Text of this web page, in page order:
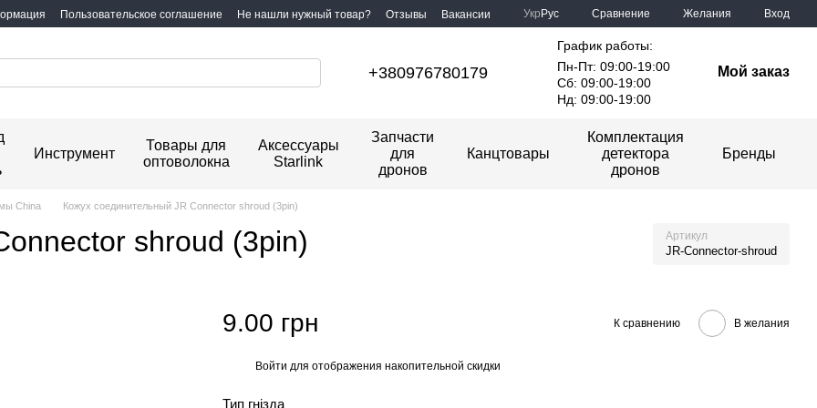
Пользовательское соглашение Не нашли нужный товар? Отзывы Вакансии Укр Рус Сравнение Желания Вход
+380976780179
График работы:
Пн-Пт: 09:00-19:00
Сб: 09:00-19:00
Нд: 09:00-19:00
Мой заказ
Инструмент
Товары для
оптоволокна
Аксессуары
Starlink
Запчасти
для
дронов
Канцтовары
Комплектация
детектора
дронов
Бренды
China Кожух соединительный JR Connector shroud (3pin)
shroud (3pin) Артикул
JR-Connector-shroud
9.00 грн К сравнению В желания
Войти для отображения накопительной скидки
Тип гнізда